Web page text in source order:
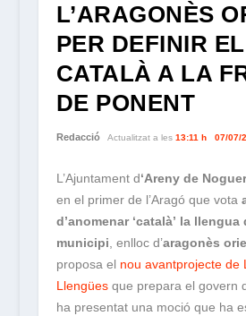
L’ARAGONÈS
PER DEFINIR EL
CATALÀ A LA
DE PONENT
Redacció Actualitzat a les 13:11 h 07/07/
L’Ajuntament d‘Areny de
en el primer de l’Aragó que vota
d’anomenar ‘català’ la llengua
municipi, enlloc d’aragonès
proposa el nou avantprojecte de
Llengüesque prepara el govern
ha presentat una moció que ha